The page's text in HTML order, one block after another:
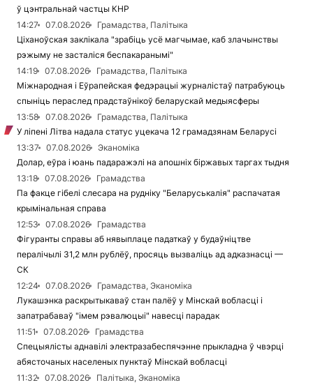
ў цэнтральнай частцы КНР
14:27
07.08.2026
Грамадства, Палітыка
Ціханоўская заклікала "зрабіць усё магчымае, каб злачынствы
рэжыму не засталіся беспакаранымі"
14:19
07.08.2026
Грамадства, Палітыка
Міжнародная і Еўрапейская федэрацыі журналістаў патрабуюць
спыніць пераслед прадстаўнікоў беларускай медыясферы
13:58
07.08.2026
Грамадства, Палітыка
У ліпені Літва надала статус уцекача 12 грамадзянам Беларусі
13:37
07.08.2026
Эканоміка
Долар, еўра і юань падаражэлі на апошніх біржавых таргах тыдня
13:18
07.08.2026
Грамадства
Па факце гібелі слесара на рудніку "Беларуськалія" распачатая
крымінальная справа
12:53
07.08.2026
Грамадства
Фігуранты справы аб нявыплаце падаткаў у будаўніцтве
пералічылі 31,2 млн рублёў, просяць вызваліць ад адказнасці —
СК
12:24
07.08.2026
Грамадства, Эканоміка
Лукашэнка раскрытыкаваў стан палёў у Мінскай вобласці і
запатрабаваў "імем рэвалюцыі" навесці парадак
11:51
07.08.2026
Грамадства
Спецыялісты аднавілі электразабеспячэнне прыкладна ў чвэрці
абясточаных населеных пунктаў Мінскай вобласці
11:32
07.08.2026
Палітыка, Эканоміка